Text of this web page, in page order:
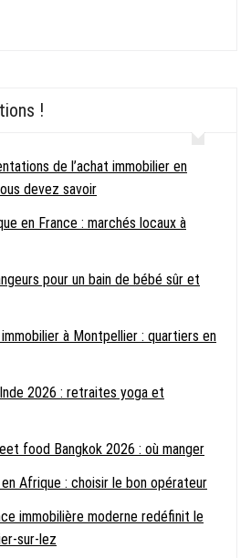
!
de l’achat immobilier en
devez savoir
en France : marchés locaux à
pour un bain de bébé sûr et
à Montpellier : quartiers en
2026 : retraites yoga et
food Bangkok 2026 : où manger
Afrique : choisir le bon opérateur
immobilière moderne redéfinit le
sur-lez